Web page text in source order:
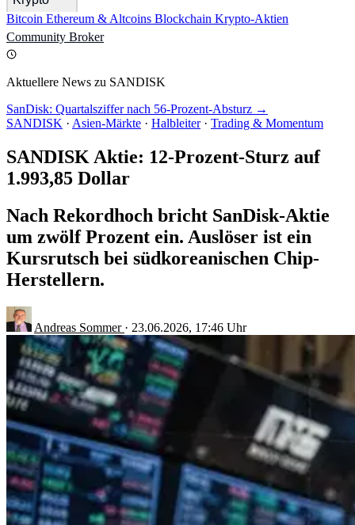
Bitcoin Ethereum & Altcoins Blockchain Krypto-Aktien
Community Broker
Aktuellere News zu SANDISK
SanDisk: Quartalsziffer nach 56-Prozent-Absturz →
SANDISK · Asien-Märkte · Halbleiter · Trading & Momentum
SANDISK Aktie: 12-Prozent-Sturz auf
1.993,85 Dollar
Nach Rekordhoch bricht SanDisk-Aktie
um zwölf Prozent ein. Auslöser ist ein
Kursrutsch bei südkoreanischen Chip-
Herstellern.
Andreas Sommer · 23.06.2026, 17:46 Uhr